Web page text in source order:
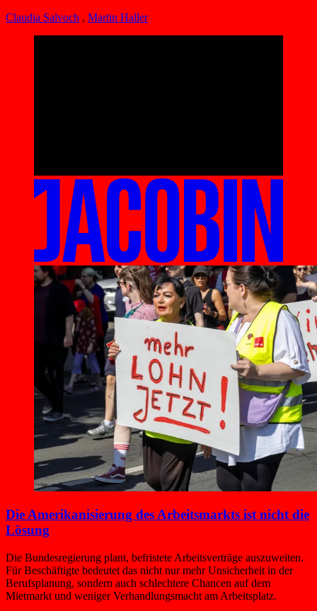
Claudia Salvoch , Martin Haller
Die Amerikanisierung des Arbeitsmarkts ist nicht die
Lösung
Die Bundesregierung plant, befristete Arbeitsverträge auszuweiten.
Für Beschäftigte bedeutet das nicht nur mehr Unsicherheit in der
Berufsplanung, sondern auch schlechtere Chancen auf dem
Mietmarkt und weniger Verhandlungsmacht am Arbeitsplatz.